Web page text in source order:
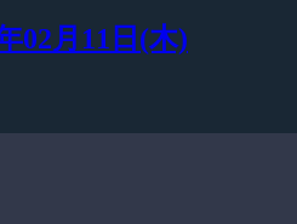
02月11日(木)